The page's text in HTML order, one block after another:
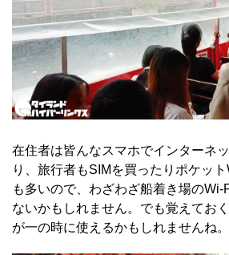
在住者は皆んなスマホでインターネ
り、旅行者もSIMを買ったりポケッ
も多いので、わざわざ船着き場の
ないかもしれません。でも覚えてお
が一の時に使えるかもしれませんね。